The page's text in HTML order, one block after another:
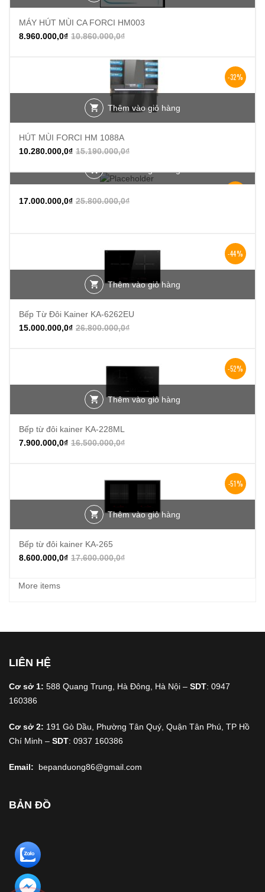
MÁY HÚT MÙI CA FORCI HM003
10.860.000,0₫
8.960.000,0₫
-32%
Thêm vào giỏ hàng
HÚT MÙI FORCI HM 1088A
15.190.000,0₫
10.280.000,0₫
25.800.000,0₫
17.000.000,0₫
-44%
Thêm vào giỏ hàng
Bếp Từ Đôi Kainer KA-6262EU
26.800.000,0₫
15.000.000,0₫
-52%
Thêm vào giỏ hàng
Bếp từ đôi kainer KA-228ML
16.500.000,0₫
7.900.000,0₫
-51%
Thêm vào giỏ hàng
Bếp từ đôi kainer KA-265
17.600.000,0₫
8.600.000,0₫
More items
LIÊN HỆ
Cơ sở 1: 588 Quang Trung, Hà Đông, Hà Nội – SDT: 0947
160386
Cơ sở 2: 191 Gò Dầu, Phường Tân Quý, Quận Tân Phú, TP Hồ
Chí Minh – SDT: 0937 160386
Email: bepanduong86@gmail.com
BẢN ĐỒ